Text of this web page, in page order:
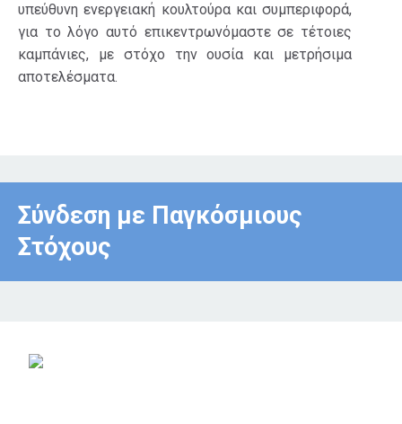
υπεύθυνη ενεργειακή κουλτούρα και συμπεριφορά,
για το λόγο αυτό επικεντρωνόμαστε σε τέτοιες
καμπάνιες, με στόχο την ουσία και μετρήσιμα
αποτελέσματα.
Σύνδεση με Παγκόσμιους
Στόχους